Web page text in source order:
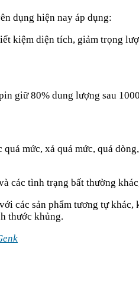
dụng hiện nay áp dụng:
diện tích, giảm trọng
giữ 80% dung lượng sau
mức, xả quá mức, quá
các tình trạng bất thường
các sản phẩm tương tự
thước khủng.